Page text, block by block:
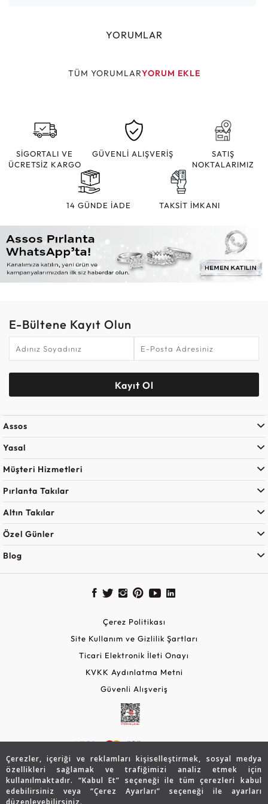
Çerezler, içeriği ve reklamları kişiselleştirmek, sosyal medya
özellikleri sağlamak ve trafiğimizi analiz etmek için
kullanılmaktadır. “Kabul Et” seçeneği ile tüm çerezleri kabul
edebilirsiniz veya “Çerez Ayarları” seçeneği ile ayarları
düzenleyebilirsiniz.
YORUMLAR
TÜM YORUMLARYORUM EKLE
SİGORTALI VE
ÜCRETSİZ KARGO
GÜVENLİ ALIŞVERİŞ
SATIŞ
NOKTALARIMIZ
14 GÜNDE İADE TAKSİT İMKANI
E-Bültene Kayıt Olun
Kayıt Ol
Assos
Yasal
Müşteri Hizmetleri
Pırlanta Takılar
Altın Takılar
Özel Günler
Blog
© 2026 Assos Diamond
Çerez Politikası
Site Kullanım ve Gizlilik Şartları
Ticari Elektronik İleti Onayı
KVKK Aydınlatma Metni
Güvenli Alışveriş